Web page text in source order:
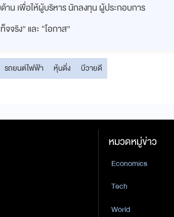
น เพื่อให้ผู้บริหาร นักลงทุน ผู้ประกอบการ
จริง” และ “โอกาส”
รถยนต์ไฟฟ้า หุ้นดิ่ง บีวายดี
หมวดหมู่ข่าว
Economics
Tech
World